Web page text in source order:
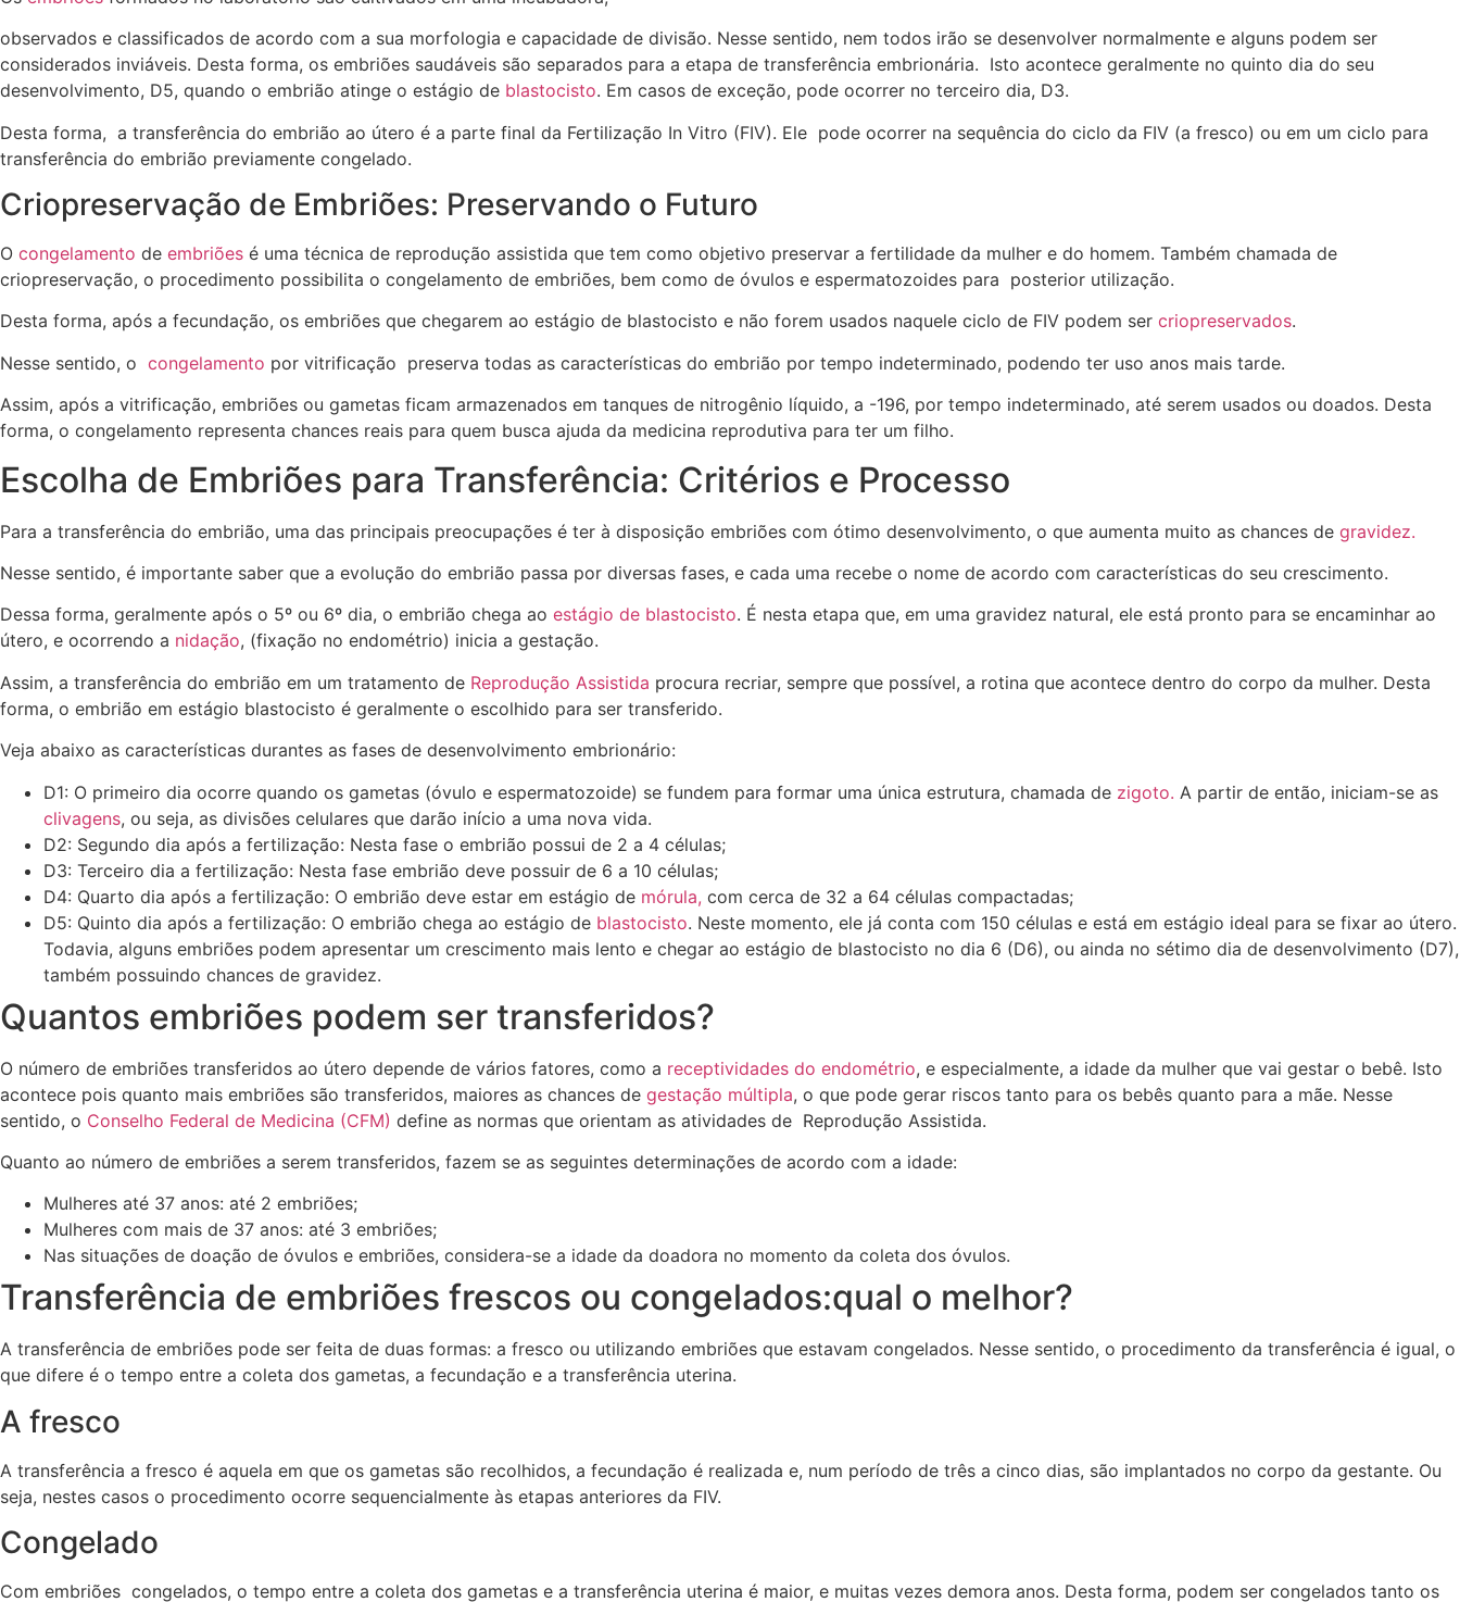
observados e classificados de acordo com a sua morfologia e capacidade de divisão. Nesse sentido, nem todos irão se desenvolver normalmente e alguns podem ser
considerados inviáveis. Desta forma, os embriões saudáveis são separados para a etapa de transferência embrionária. Isto acontece geralmente no quinto dia do seu
desenvolvimento, D5, quando o embrião atinge o estágio de blastocisto. Em casos de exceção, pode ocorrer no terceiro dia, D3.
Desta forma, a transferência do embrião ao útero é a parte final da Fertilização In Vitro (FIV). Ele pode ocorrer na sequência do ciclo da FIV (a fresco) ou em um ciclo para
transferência do embrião previamente congelado.
Criopreservação de Embriões: Preservando o Futuro
O congelamento de embriões é uma técnica de reprodução assistida que tem como objetivo preservar a fertilidade da mulher e do homem. Também chamada de
criopreservação, o procedimento possibilita o congelamento de embriões, bem como de óvulos e espermatozoides para posterior utilização.
Desta forma, após a fecundação, os embriões que chegarem ao estágio de blastocisto e não forem usados naquele ciclo de FIV podem ser criopreservados.
Nesse sentido, o congelamento por vitrificação preserva todas as características do embrião por tempo indeterminado, podendo ter uso anos mais tarde.
Assim, após a vitrificação, embriões ou gametas ficam armazenados em tanques de nitrogênio líquido, a -196, por tempo indeterminado, até serem usados ou doados. Desta
forma, o congelamento representa chances reais para quem busca ajuda da medicina reprodutiva para ter um filho.
Escolha de Embriões para Transferência: Critérios e Processo
Para a transferência do embrião, uma das principais preocupações é ter à disposição embriões com ótimo desenvolvimento, o que aumenta muito as chances de gravidez.
Nesse sentido, é importante saber que a evolução do embrião passa por diversas fases, e cada uma recebe o nome de acordo com características do seu crescimento.
Dessa forma, geralmente após o 5º ou 6º dia, o embrião chega ao estágio de blastocisto. É nesta etapa que, em uma gravidez natural, ele está pronto para se encaminhar ao
útero, e ocorrendo a nidação, (fixação no endométrio) inicia a gestação.
Assim, a transferência do embrião em um tratamento de Reprodução Assistida procura recriar, sempre que possível, a rotina que acontece dentro do corpo da mulher. Desta
forma, o embrião em estágio blastocisto é geralmente o escolhido para ser transferido.
Veja abaixo as características durantes as fases de desenvolvimento embrionário:
D1: O primeiro dia ocorre quando os gametas (óvulo e espermatozoide) se fundem para formar uma única estrutura, chamada de zigoto. A partir de então, iniciam-se as
clivagens, ou seja, as divisões celulares que darão início a uma nova vida.
D2: Segundo dia após a fertilização: Nesta fase o embrião possui de 2 a 4 células;
D3: Terceiro dia a fertilização: Nesta fase embrião deve possuir de 6 a 10 células;
D4: Quarto dia após a fertilização: O embrião deve estar em estágio de mórula, com cerca de 32 a 64 células compactadas;
D5: Quinto dia após a fertilização: O embrião chega ao estágio de blastocisto. Neste momento, ele já conta com 150 células e está em estágio ideal para se fixar ao útero.
Todavia, alguns embriões podem apresentar um crescimento mais lento e chegar ao estágio de blastocisto no dia 6 (D6), ou ainda no sétimo dia de desenvolvimento (D7),
também possuindo chances de gravidez.
Quantos embriões podem ser transferidos?
O número de embriões transferidos ao útero depende de vários fatores, como a receptividades do endométrio, e especialmente, a idade da mulher que vai gestar o bebê. Isto
acontece pois quanto mais embriões são transferidos, maiores as chances de gestação múltipla, o que pode gerar riscos tanto para os bebês quanto para a mãe. Nesse
sentido, o Conselho Federal de Medicina (CFM) define as normas que orientam as atividades de Reprodução Assistida.
Quanto ao número de embriões a serem transferidos, fazem se as seguintes determinações de acordo com a idade:
Mulheres até 37 anos: até 2 embriões;
Mulheres com mais de 37 anos: até 3 embriões;
Nas situações de doação de óvulos e embriões, considera-se a idade da doadora no momento da coleta dos óvulos.
Transferência de embriões frescos ou congelados:qual o melhor?
A transferência de embriões pode ser feita de duas formas: a fresco ou utilizando embriões que estavam congelados. Nesse sentido, o procedimento da transferência é igual, o
que difere é o tempo entre a coleta dos gametas, a fecundação e a transferência uterina.
A fresco
A transferência a fresco é aquela em que os gametas são recolhidos, a fecundação é realizada e, num período de três a cinco dias, são implantados no corpo da gestante. Ou
seja, nestes casos o procedimento ocorre sequencialmente às etapas anteriores da FIV.
Congelado
Com embriões congelados, o tempo entre a coleta dos gametas e a transferência uterina é maior, e muitas vezes demora anos. Desta forma, podem ser congelados tanto os